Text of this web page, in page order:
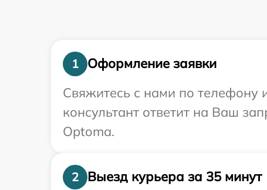
1
Оформление заявки
Свяжитесь с нами по телефону
консультант ответит на Ваш
Optoma.
2
Выезд курьера за 35 минут